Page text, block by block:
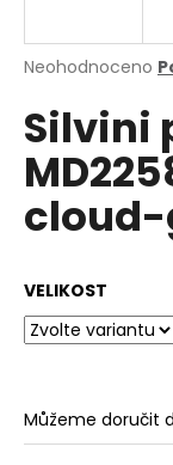
Průměrné
produktu
je
0,0
5
hvězdiček.
Neohodnoceno
Silvini
VELIKOST
Můžeme doručit
j
t
?
o
p